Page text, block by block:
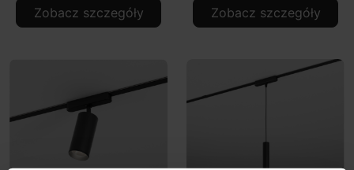
Zobacz szczegóły Zobacz szczegóły